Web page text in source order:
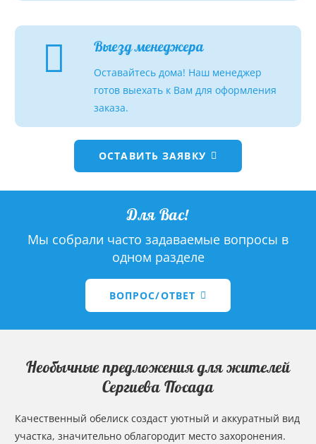
Выезд менеджера
Оставайтесь дома! Наш менеджер
готов выехать к Вам для оформления
заказа.
ОСТАВИТЬ ЗАЯВКУ
Для Вас!
Мы собрали часто задаваемые вопросы в
одном разделе
ВОПРОС/ОТВЕТ
Необычные предложения для жителей
Сергиева Посада
Качественный обелиск создаст уютный и аккуратный вид
участка, значительно облагородит место захоронения.